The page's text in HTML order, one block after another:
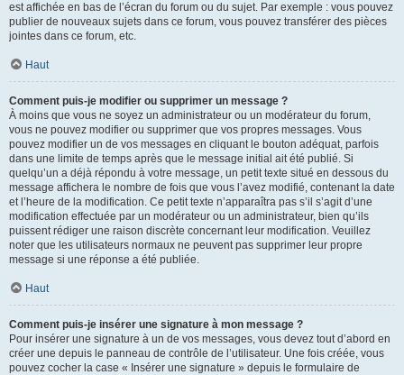
est affichée en bas de l’écran du forum ou du sujet. Par exemple : vous pouvez
publier de nouveaux sujets dans ce forum, vous pouvez transférer des pièces
jointes dans ce forum, etc.
Haut
Comment puis-je modifier ou supprimer un message ?
À moins que vous ne soyez un administrateur ou un modérateur du forum,
vous ne pouvez modifier ou supprimer que vos propres messages. Vous
pouvez modifier un de vos messages en cliquant le bouton adéquat, parfois
dans une limite de temps après que le message initial ait été publié. Si
quelqu’un a déjà répondu à votre message, un petit texte situé en dessous du
message affichera le nombre de fois que vous l’avez modifié, contenant la date
et l’heure de la modification. Ce petit texte n’apparaîtra pas s’il s’agit d’une
modification effectuée par un modérateur ou un administrateur, bien qu’ils
puissent rédiger une raison discrète concernant leur modification. Veuillez
noter que les utilisateurs normaux ne peuvent pas supprimer leur propre
message si une réponse a été publiée.
Haut
Comment puis-je insérer une signature à mon message ?
Pour insérer une signature à un de vos messages, vous devez tout d’abord en
créer une depuis le panneau de contrôle de l’utilisateur. Une fois créée, vous
pouvez cocher la case « Insérer une signature » depuis le formulaire de